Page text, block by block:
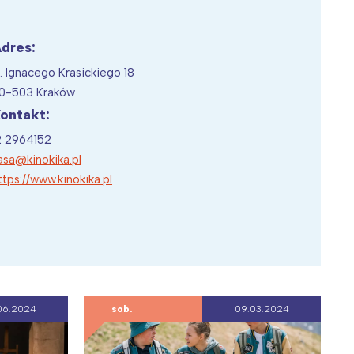
Ignacego Krasickiego 18
503 Kraków
2964152
www.kinokika.pl
sob. 09.03.2024